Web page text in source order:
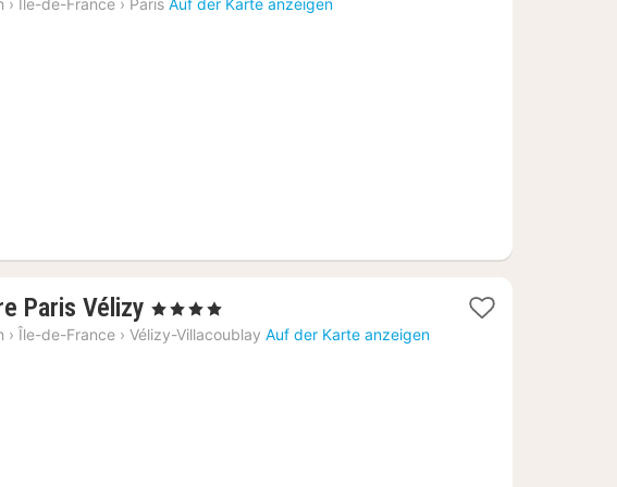
› Île-de-France › Paris Auf der Karte anzeigen
Paris Vélizy 1
Nacht
, 4 Sterne
› Île-de-France › Vélizy-Villacoublay Auf der Karte anzeigen